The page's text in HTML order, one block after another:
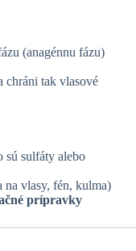
(anagénnu fázu)
tak vlasové
sú sulfáty alebo
na vlasy, fén, kulma)
prípravky